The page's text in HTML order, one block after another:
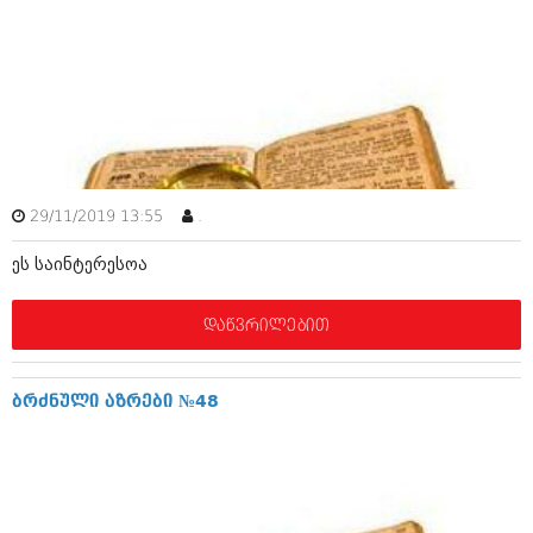
ივლისი 2015 (173)
ივნისი 2015 (261)
მარტი 2015 (365)
თებერვალი 2015 (286)
იანვარი 2015 (247)
დეკემბერი 2014 (342)
ნოემბერი 2014 (290)
სექტემბერი 2014 (394)
29/11/2019 13:55 .
ეს საინტერესოა
დაწვრილებით
ბრძნული აზრები №48